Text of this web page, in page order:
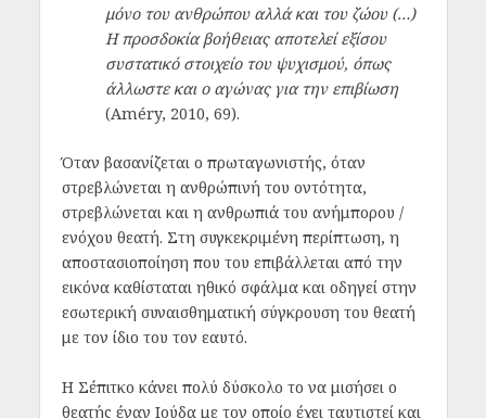
μόνο του ανθρώπου αλλά και του ζώου (…)
Η προσδοκία βοήθειας αποτελεί εξίσου
συστατικό στοιχείο του ψυχισμού, όπως
άλλωστε και ο αγώνας για την επιβίωση
(Améry, 2010, 69).
Όταν βασανίζεται ο πρωταγωνιστής, όταν
στρεβλώνεται η ανθρώπινή του οντότητα,
στρεβλώνεται και η ανθρωπιά του ανήμπορου /
ενόχου θεατή. Στη συγκεκριμένη περίπτωση, η
αποστασιοποίηση που του επιβάλλεται από την
εικόνα καθίσταται ηθικό σφάλμα και οδηγεί στην
εσωτερική συναισθηματική σύγκρουση του θεατή
με τον ίδιο του τον εαυτό.
Η Σέπιτκο κάνει πολύ δύσκολο το να μισήσει ο
θεατής έναν Ιούδα με τον οποίο έχει ταυτιστεί και